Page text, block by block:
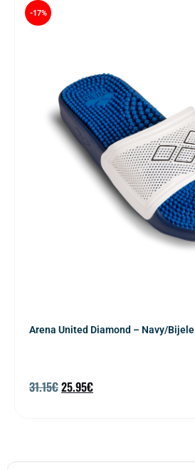
Arena United Diamond – Navy/Bijele
-17%
31.15€25.95€